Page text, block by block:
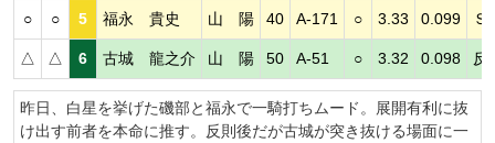
○ ○ 5 福永 貴史 山 陽 40 A-171 ○ 3.33 0.099 Ｓ
△ △ 6 古城 龍之介 山 陽 50 A-51 ○ 3.32 0.098 反
昨日、白星を挙げた磯部と福永で一騎打ちムード。展開有利に抜
け出す前者を本命に推す。反則後だが古城が突き抜ける場面に一